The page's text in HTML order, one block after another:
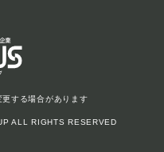
する場合があります
ALL RIGHTS RESERVED